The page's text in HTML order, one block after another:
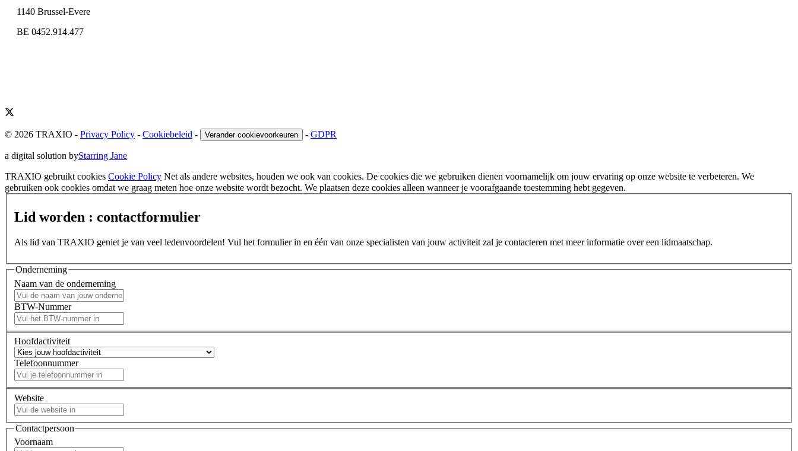
1140 Brussel-Evere
BE 0452.914.477
© 2026 TRAXIO - Privacy Policy - Cookiebeleid - Verander cookievoorkeuren - GDPR
a digital solution byStarring Jane
TRAXIO gebruikt cookies Cookie Policy Net als andere websites, houden we ook van cookies. De cookies die we gebruiken dienen voornamelijk om jouw ervaring op onze website te verbeteren. We
gebruiken ook cookies omdat we graag meten hoe onze website wordt bezocht. We plaatsen deze cookies alleen wanneer je voorafgaande toestemming hebt gegeven.
Lid worden : contactformulier
Als lid van TRAXIO geniet je van veel ledenvoordelen! Vul het formulier in en één van onze specialisten van jouw activiteit zal je contacteren met meer informatie over een lidmaatschap.
Onderneming
Naam van de onderneming
BTW-Nummer
Hoofdactiviteit
Telefoonnummer
Website
Contactpersoon
Voornaam